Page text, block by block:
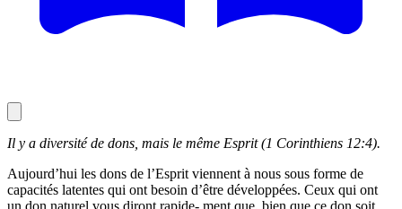
Il y a diversité de dons, mais le même Esprit (1 Corinthiens 12:4).
Aujourd’hui les dons de l’Esprit viennent à nous sous forme de
capacités latentes qui ont besoin d’être développées. Ceux qui ont
un don naturel vous diront rapide- ment que, bien que ce don soit